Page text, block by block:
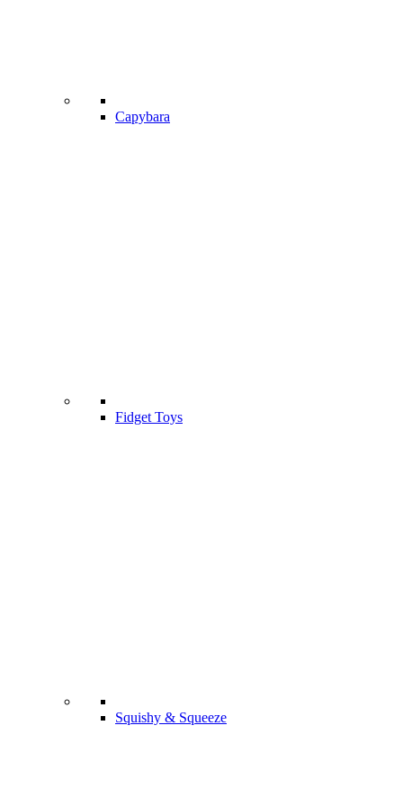
Capybara
Fidget Toys
Squishy & Squeeze